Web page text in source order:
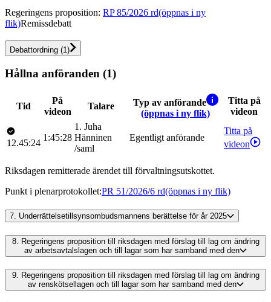
Regeringens proposition: RP 85/2026 rd(öppnas i ny
flik)Remissdebatt
Debattordning (1)
Hållna anföranden (1)
Tid
På
videon
Talare
Typ av anförande
(öppnas i ny flik)
Titta på
videon
12.45:24
1:45:28
1 . Juha
Hänninen
/saml
Egentligt anförande
Titta på
videon
Riksdagen remitterade ärendet till förvaltningsutskottet.
Punkt i plenarprotokollet:PR 51/2026/6 rd(öppnas i ny flik)
7. Underrättelsetillsynsombudsmannens berättelse för år 2025
8. Regeringens proposition till riksdagen med förslag till lag om ändring
av arbetsavtalslagen och till lagar som har samband med den
9. Regeringens proposition till riksdagen med förslag till lag om ändring
av renskötsellagen och till lagar som har samband med den